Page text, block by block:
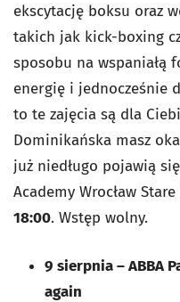
ekscytację boksu oraz
takich jak kick-boxing
sposobu na wspaniałą
energię i jednocześnie
to te zajęcia są dla
Dominikańska masz
już niedługo pojawią
Academy Wrocław
18:00. Wstęp wolny.
9 sierpnia–ABBA
again